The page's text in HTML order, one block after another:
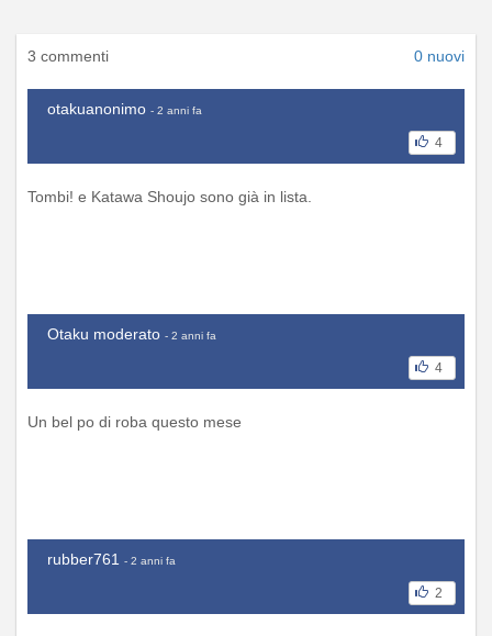
3 commenti 0 nuovi
otakuanonimo - 2 anni fa
4
Tombi! e Katawa Shoujo sono già in lista.
Otaku moderato - 2 anni fa
4
Un bel po di roba questo mese
rubber761 - 2 anni fa
2